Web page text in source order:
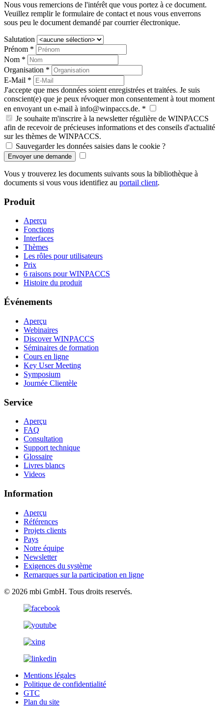
Nous vous remercions de l'intérêt que vous portez à ce document.
Veuillez remplir le formulaire de contact et nous vous enverrons
sous peu le document demandé par courrier électronique.
Salutation
Prénom *
Nom *
Organisation *
E-Mail *
J'accepte que mes données soient enregistrées et traitées. Je suis
conscient(e) que je peux révoquer mon consentement à tout moment
en envoyant un e-mail à info@winpaccs.de. *
Je souhaite m'inscrire à la newsletter régulière de WINPACCS
afin de recevoir de précieuses informations et des conseils d'actualité
sur les thèmes de WINPACCS.
Sauvegarder les données saisies dans le cookie ?
Vous y trouverez les documents suivants sous la bibliothèque à
documents si vous vous identifiez au portail client.
Produit
Aperçu
Fonctions
Interfaces
Thèmes
Les rôles pour utilisateurs
Prix
6 raisons pour WINPACCS
Histoire du produit
Événements
Aperçu
Webinaires
Discover WINPACCS
Séminaires de formation
Cours en ligne
Key User Meeting
Symposium
Journée Clientèle
Service
Aperçu
FAQ
Consultation
Support technique
Glossaire
Livres blancs
Videos
Information
Aperçu
Références
Projets clients
Pays
Notre équipe
Newsletter
Exigences du système
Remarques sur la participation en ligne
© 2026 mbi GmbH. Tous droits reservés.
Mentions légales
Politique de confidentialité
GTC
Plan du site